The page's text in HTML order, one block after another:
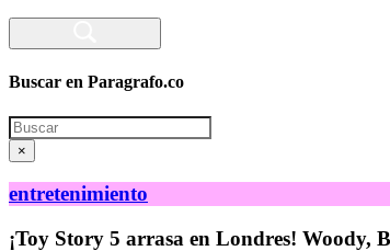
Buscar en Paragrafo.co
Search
×
entretenimiento
¡Toy Story 5 arrasa en Londres! Woody,